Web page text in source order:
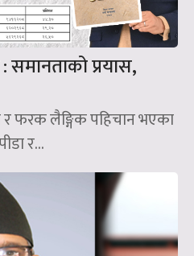
समानताको प्रयास,
र फरक लैङ्गिक पहिचान भएका
र...